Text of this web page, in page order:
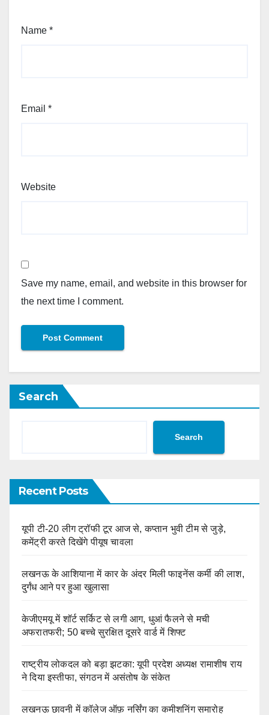
Name *
Email *
Website
Save my name, email, and website in this browser for
the next time I comment.
Search
Search
Recent Posts
यूपी टी-20 लीग ट्रॉफी टूर आज से, कप्तान भुवी टीम से जुड़े,
कमेंट्री करते दिखेंगे पीयूष चावला
लखनऊ के आशियाना में कार के अंदर मिली फाइनेंस कर्मी की लाश,
दुर्गंध आने पर हुआ खुलासा
केजीएमयू में शॉर्ट सर्किट से लगी आग, धुआं फैलने से मची
अफरातफरी; 50 बच्चे सुरक्षित दूसरे वार्ड में शिफ्ट
राष्ट्रीय लोकदल को बड़ा झटका: यूपी प्रदेश अध्यक्ष रामाशीष राय
ने दिया इस्तीफा, संगठन में असंतोष के संकेत
लखनऊ छावनी में कॉलेज ऑफ़ नर्सिंग का कमीशनिंग समारोह